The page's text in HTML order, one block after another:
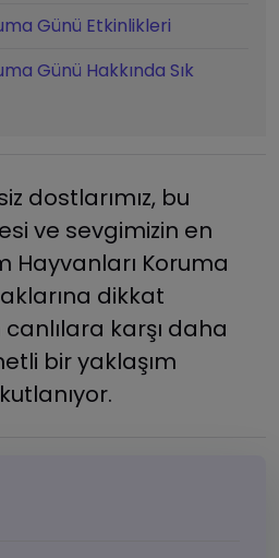
Günü Etkinlikleri
Günü Hakkında Sık
dostlarımız, bu
ve sevgimizin en
Hayvanları Koruma
dikkat
karşı daha
bir yaklaşım